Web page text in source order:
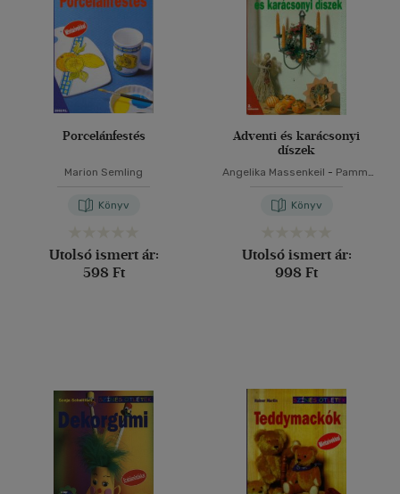
Porcelánfestés
Marion Semling
Könyv
Utolsó ismert ár:
598 Ft
Adventi és karácsonyi
díszek
Angelika Massenkeil - Pammi
Könyv
Utolsó ismert ár:
998 Ft